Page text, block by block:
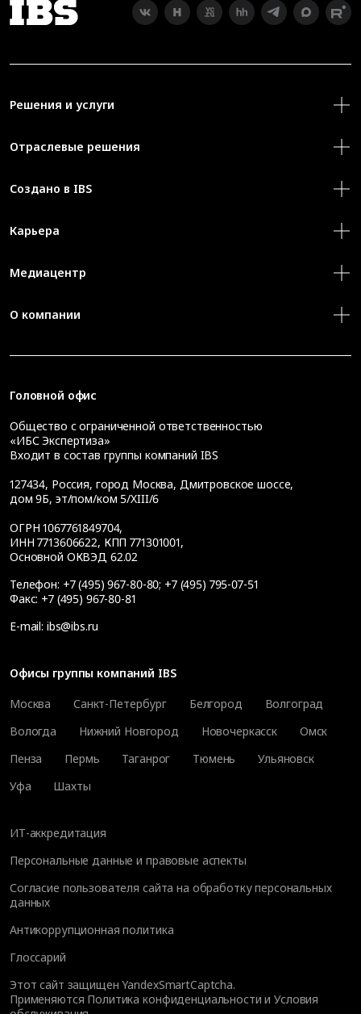
Решения и услуги
Отраслевые решения
Создано в IBS
Карьера
Медиацентр
О компании
Головной офис
Общество с ограниченной ответственностью
«ИБС Экспертиза»
Входит в состав группы компаний IBS
127434, Россия, город Москва, Дмитровское шоссе,
дом 9Б, эт/пом/ком 5/XIII/6
ОГРН 1067761849704,
ИНН 7713606622, КПП 771301001,
Основной ОКВЭД 62.02
Телефон: +7 (495) 967-80-80; +7 (495) 795-07-51
Факс: +7 (495) 967-80-81
E-mail: ibs@ibs.ru
Офисы группы компаний IBS
Москва
Санкт-Петербург Белгород
Волгоград
Вологда
Нижний Новгород Новочеркасск
Омск
Пенза
Пермь Таганрог Тюмень
Ульяновск
Уфа
Шахты
ИТ-аккредитация
Персональные данные и правовые аспекты
Согласие пользователя сайта на обработку персональных
данных
Антикоррупционная политика
Глоссарий
Этот сайт защищен YandexSmartCaptcha.
Применяются Политика конфиденциальности иУсловия